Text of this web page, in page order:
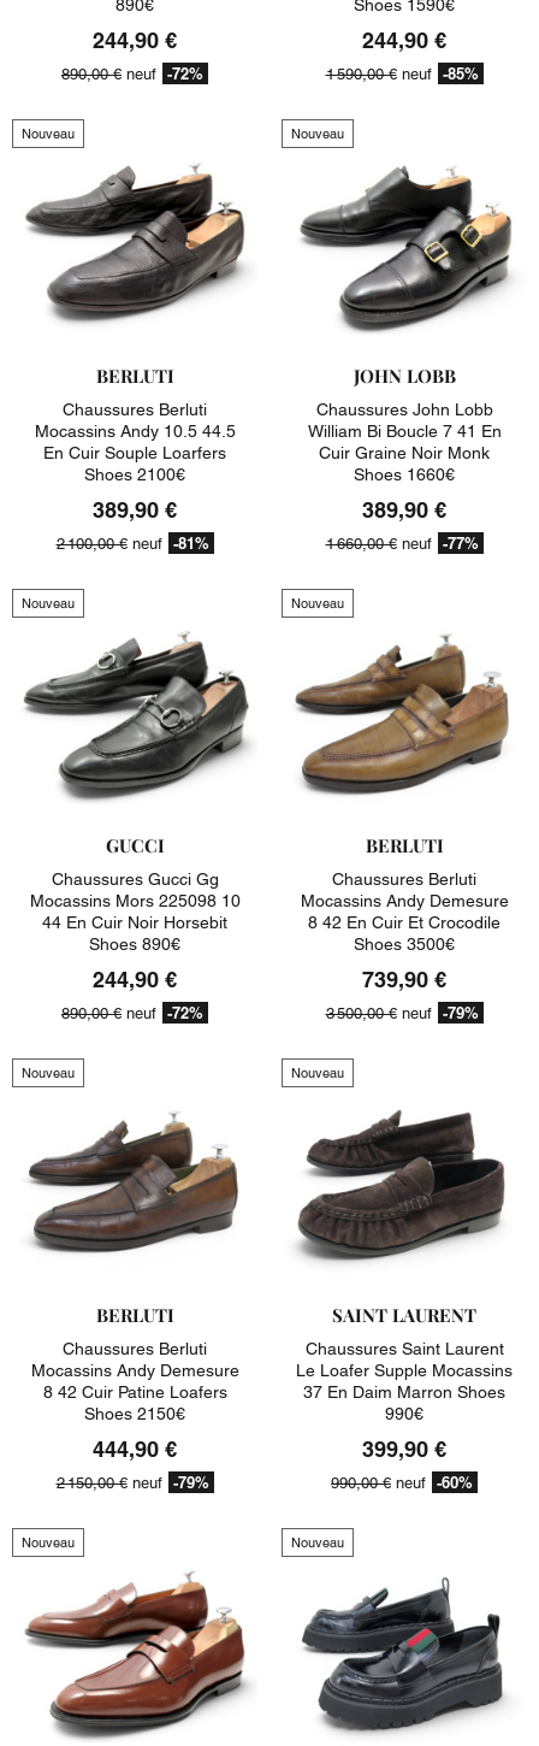
890€
244,90 €
890,00 € neuf -72%
Shoes 1590€
244,90 €
1 590,00 €neuf -85%
Nouveau
BERLUTI
Chaussures Berluti
Mocassins Andy 10.5 44.5
En Cuir Souple Loarfers
Shoes 2100€
389,90 €
2 100,00 €neuf -81%
Nouveau
JOHN LOBB
Chaussures John Lobb
William Bi Boucle 7 41 En
Cuir Graine Noir Monk
Shoes 1660€
389,90 €
1 660,00 €neuf -77%
Nouveau
GUCCI
Chaussures Gucci Gg
Mocassins Mors 225098 10
44 En Cuir Noir Horsebit
Shoes 890€
244,90 €
890,00 € neuf -72%
Nouveau
BERLUTI
Chaussures Berluti
Mocassins Andy Demesure
8 42 En Cuir Et Crocodile
Shoes 3500€
739,90 €
3 500,00 €neuf -79%
Nouveau
BERLUTI
Chaussures Berluti
Mocassins Andy Demesure
8 42 Cuir Patine Loafers
Shoes 2150€
444,90 €
2 150,00 €neuf -79%
Nouveau
SAINT LAURENT
Chaussures Saint Laurent
Le Loafer Supple Mocassins
37 En Daim Marron Shoes
990€
399,90 €
990,00 € neuf -60%
Nouveau Nouveau